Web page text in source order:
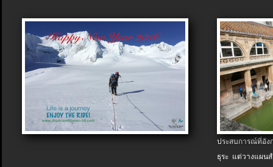
ประสบการณ์ที่อัง
ธุระ แต่วางแผน